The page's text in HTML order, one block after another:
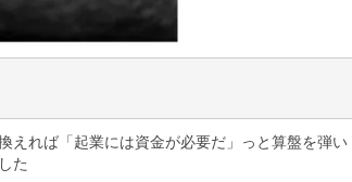
えれば「起業には資金が必要だ」っと算盤を弾い
た